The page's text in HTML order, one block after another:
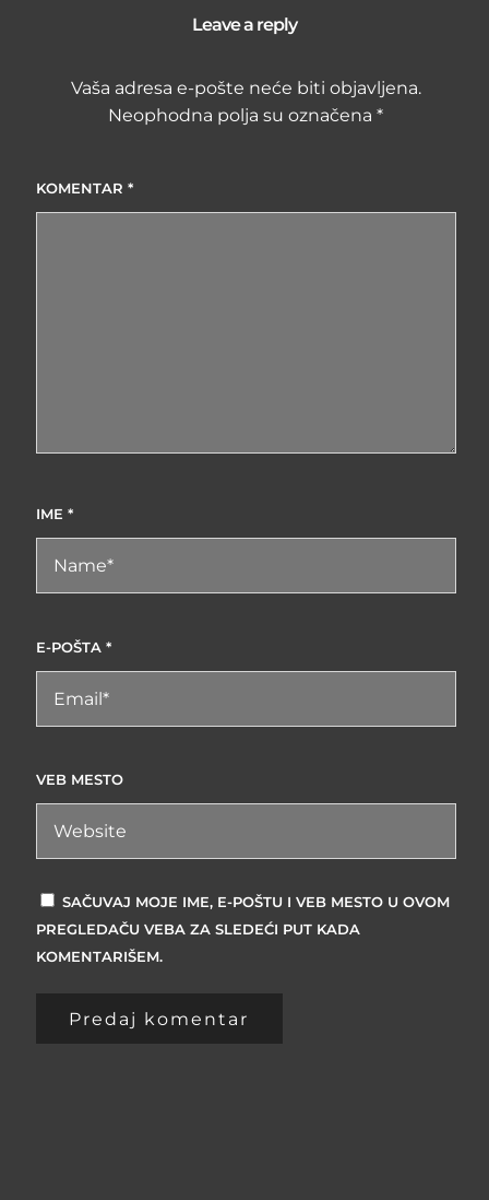
Leave a reply
Vaša adresa e-pošte neće biti objavljena.
Neophodna polja su označena*
KOMENTAR *
IME *
E-POŠTA *
VEB MESTO
SAČUVAJ MOJE IME, E-POŠTU I VEB MESTO U OVOM
PREGLEDAČU VEBA ZA SLEDEĆI PUT KADA
KOMENTARIŠEM.